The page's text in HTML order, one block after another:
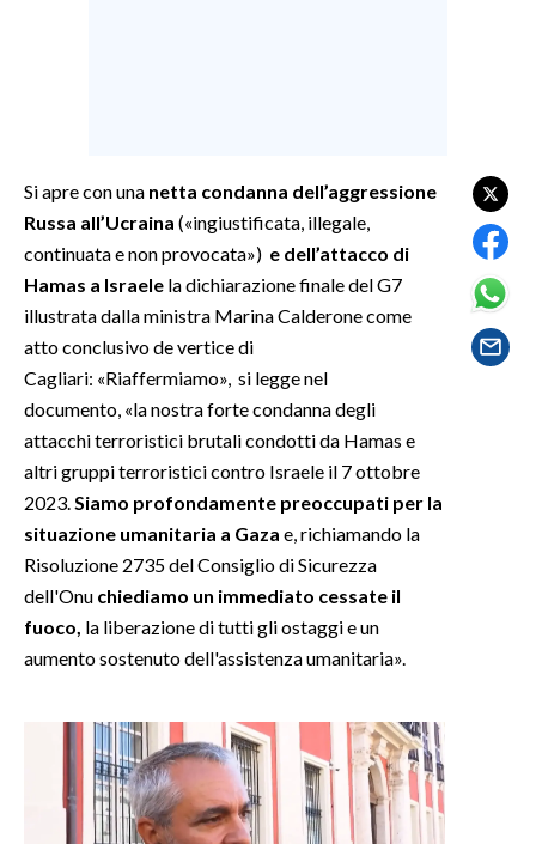
SPETTACOLI
SARDEGNA TURISMO
SARDI NEL MONDO
NOTIZIE
#CARAUNIONE
3 MINUTI CON
INSULARITÀ
INFO AZIENDE
ABBONATI
ANNUNCI
NECROLOGI
Si apre con una netta condanna dell’aggressione
Russa all’Ucraina («ingiustificata, illegale,
continuata e non provocata») e dell’attacco di
Hamas a Israele la dichiarazione finale del G7
illustrata dalla ministra Marina Calderone come
atto conclusivo de vertice di
Cagliari: «Riaffermiamo», si legge nel
documento, «la nostra forte condanna degli
attacchi terroristici brutali condotti da Hamas e
altri gruppi terroristici contro Israele il 7 ottobre
2023. Siamo profondamente preoccupati per la
situazione umanitaria a Gaza e, richiamando la
Risoluzione 2735 del Consiglio di Sicurezza
dell'Onu chiediamo un immediato cessate il
fuoco, la liberazione di tutti gli ostaggi e un
aumento sostenuto dell'assistenza umanitaria».